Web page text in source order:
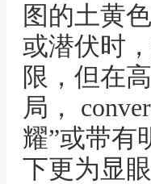
图的土黄
或潜伏时
限，但在
局，
耀”或带有
下更为显